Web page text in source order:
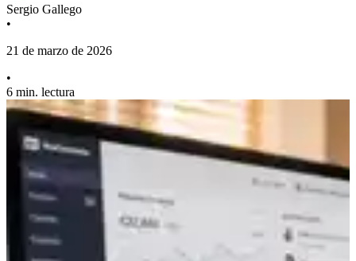
Sergio Gallego
•
21 de marzo de 2026
•
6 min. lectura